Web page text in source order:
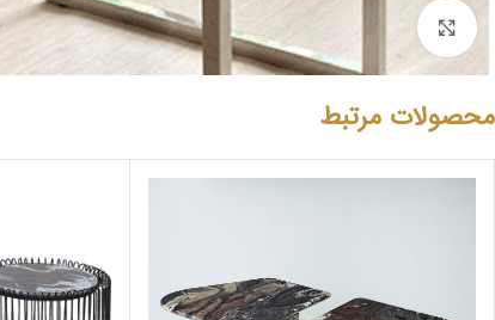
محصولات مرتبط